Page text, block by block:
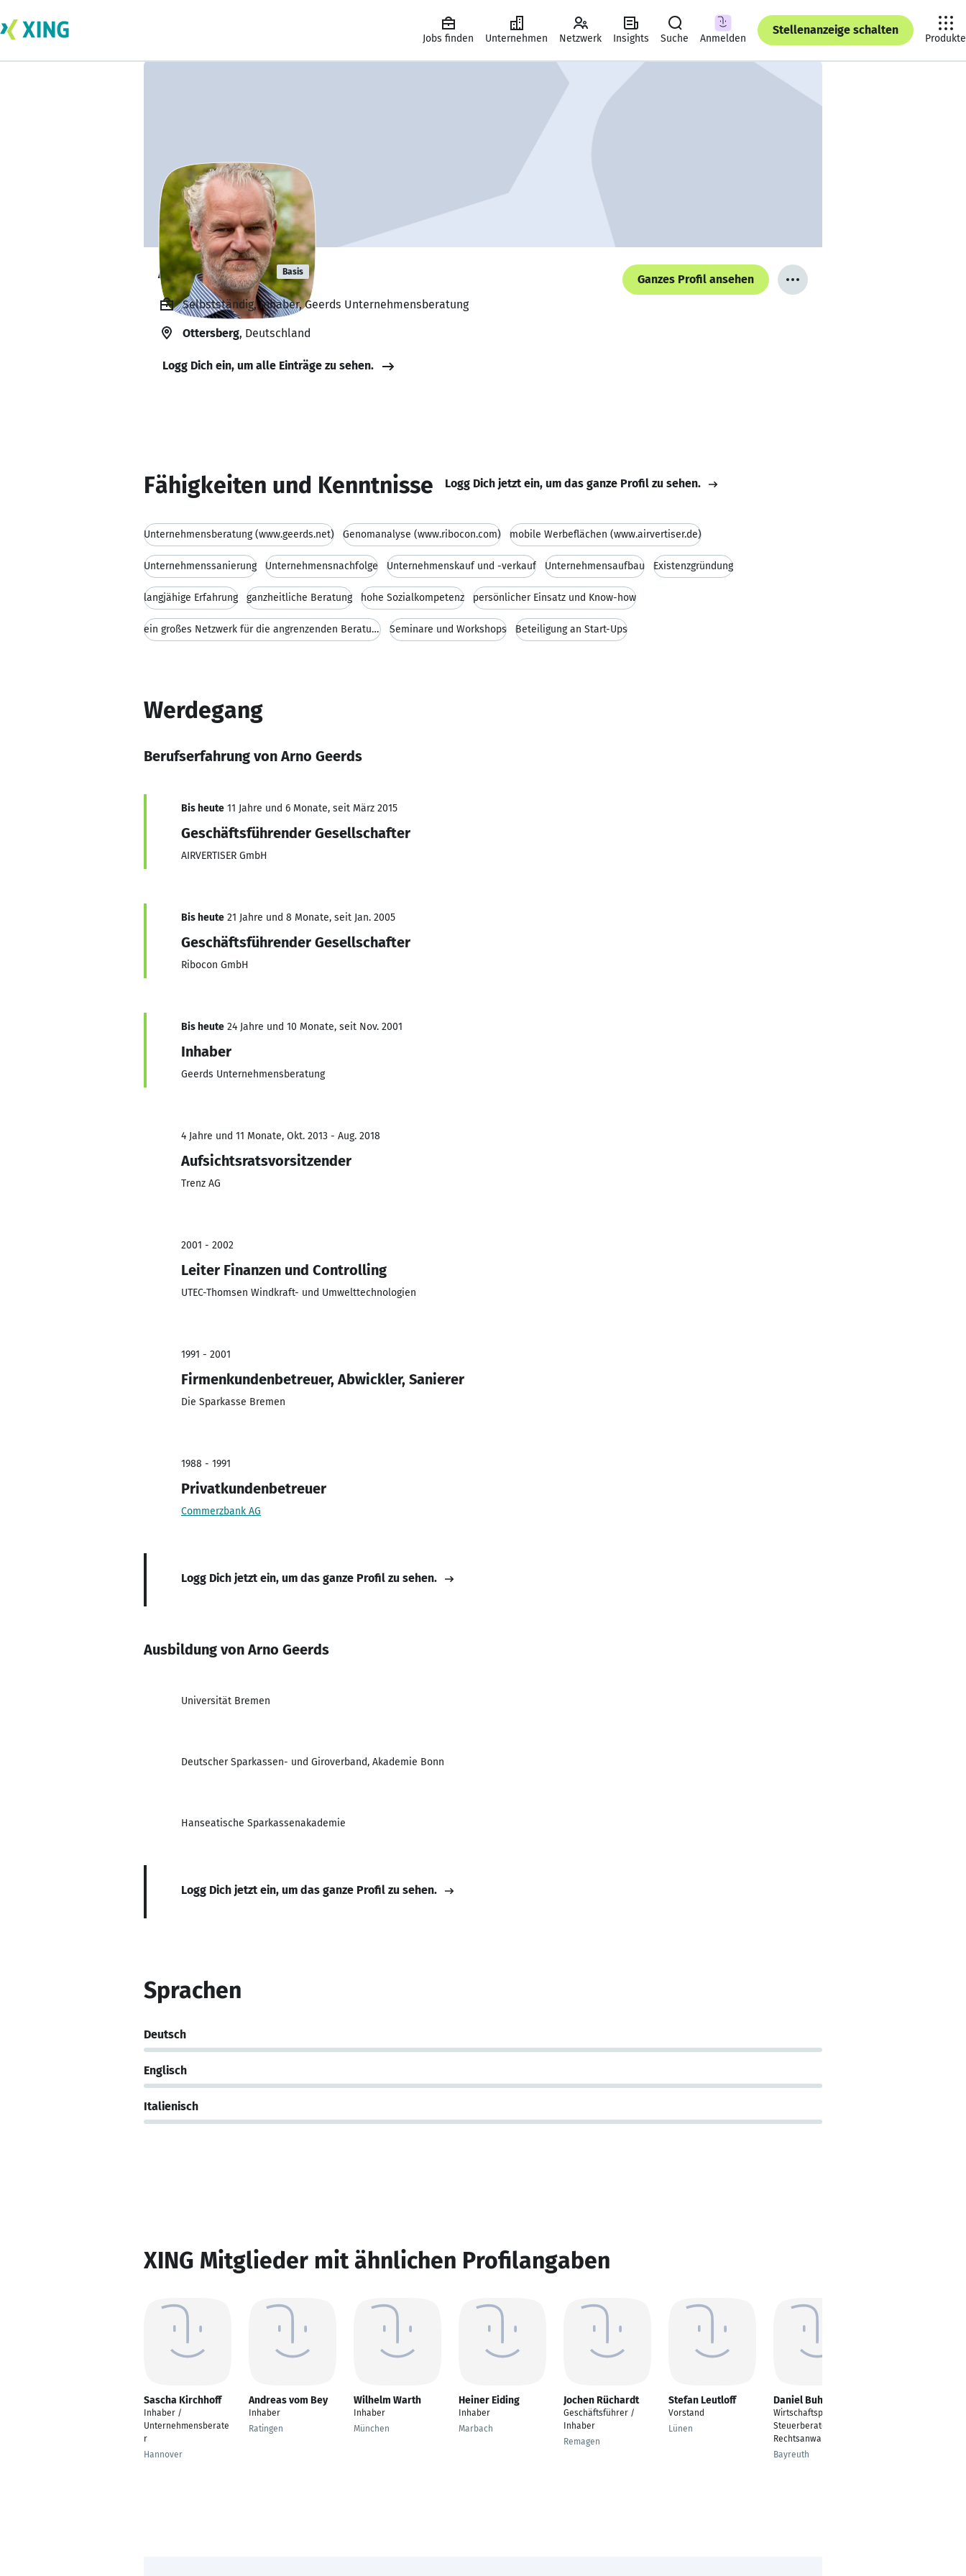
Jobs finden Unternehmen Netzwerk Insights Suche Anmelden
Stellenanzeige schalten
Produkte
Arno Geerds Basis
Ganzes Profil ansehen
Selbstständig, Inhaber, Geerds Unternehmensberatung
Ottersberg, Deutschland
Logg Dich ein, um alle Einträge zu sehen.
Fähigkeiten und Kenntnisse Logg Dich jetzt ein, um das ganze Profil zu sehen.
Unternehmensberatung (www.geerds.net) Genomanalyse (www.ribocon.com) mobile Werbeflächen (www.airvertiser.de)
Unternehmenssanierung Unternehmensnachfolge Unternehmenskauf und -verkauf Unternehmensaufbau Existenzgründung
langjähige Erfahrung ganzheitliche Beratung hohe Sozialkompetenz persönlicher Einsatz und Know-how
ein großes Netzwerk für die angrenzenden Beratungs Seminare und Workshops Beteiligung an Start-Ups
Werdegang
Berufserfahrung von Arno Geerds
Bis heute 11 Jahre und 6 Monate, seit März 2015
Geschäftsführender Gesellschafter
AIRVERTISER GmbH
Bis heute 21 Jahre und 8 Monate, seit Jan. 2005
Geschäftsführender Gesellschafter
Ribocon GmbH
Bis heute 24 Jahre und 10 Monate, seit Nov. 2001
Inhaber
Geerds Unternehmensberatung
4 Jahre und 11 Monate, Okt. 2013 - Aug. 2018
Aufsichtsratsvorsitzender
Trenz AG
2001 - 2002
Leiter Finanzen und Controlling
UTEC-Thomsen Windkraft- und Umwelttechnologien
1991 - 2001
Firmenkundenbetreuer, Abwickler, Sanierer
Die Sparkasse Bremen
1988 - 1991
Privatkundenbetreuer
Commerzbank AG
Logg Dich jetzt ein, um das ganze Profil zu sehen.
Ausbildung von Arno Geerds
Universität Bremen
Deutscher Sparkassen- und Giroverband, Akademie Bonn
Hanseatische Sparkassenakademie
Logg Dich jetzt ein, um das ganze Profil zu sehen.
Sprachen
Deutsch
Englisch
Italienisch
XING Mitglieder mit ähnlichen Profilangaben
Sascha Kirchhoff
Inhaber /
Unternehmensberate
r
Hannover
Andreas vom Bey
Inhaber
Ratingen
Wilhelm Warth
Inhaber
München
Heiner Eiding
Inhaber
Marbach
Jochen Rüchardt
Geschäftsführer /
Inhaber
Remagen
Stefan Leutloff
Vorstand
Lünen
Daniel Buhl
Wirtschaftsprüfer,
Steuerberater,
Rechtsanwalt
Bayreuth